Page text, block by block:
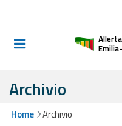
Informati e
Allerte E
Archivio
Home Archivio